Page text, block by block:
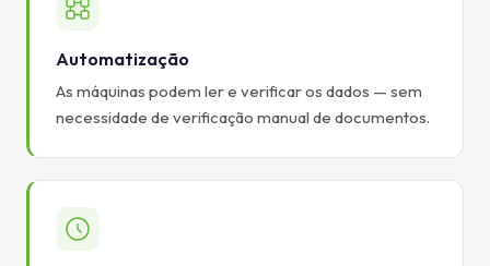
Automatização
As máquinas podem ler e verificar os dados — sem
necessidade de verificação manual de documentos.